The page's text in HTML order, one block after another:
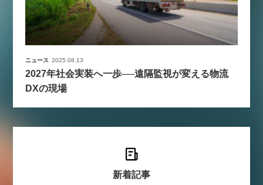
ニュース 2025.08.13
2027年社会実装へ一歩──遠隔監視が変える物流
DXの現場
新着記事